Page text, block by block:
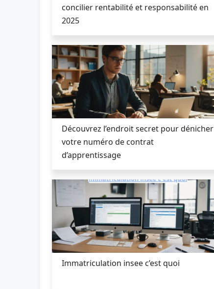
concilier rentabilité et responsabilité en
2025
Découvrez l’endroit secret pour dénicher
votre numéro de contrat
d’apprentissage
Immatriculation insee c’est quoi